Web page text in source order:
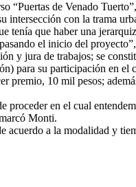
de Venado
intersección con la trama
tenía que haber una
el inicio del
y jura de trabajos; se
para su participación en el
10 mil pesos;
en el cual
Monti.
a la modalidad y